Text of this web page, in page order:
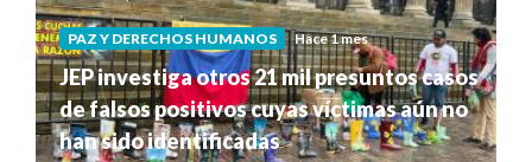
PAZ Y DERECHOS HUMANOS Hace 1 mes
JEP investiga otros 21 mil presuntos casos
de falsos positivos cuyas víctimas aún no
han sido identificadas